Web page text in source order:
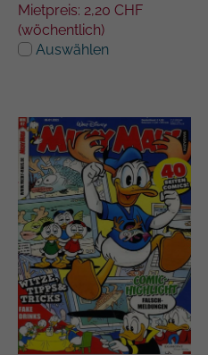
Mietpreis: 2,20 CHF
(wöchentlich)
Auswählen